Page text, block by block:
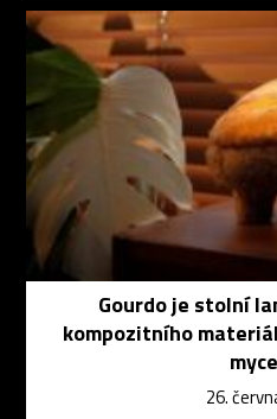
Gourdo je stolní
kompozitního
26.